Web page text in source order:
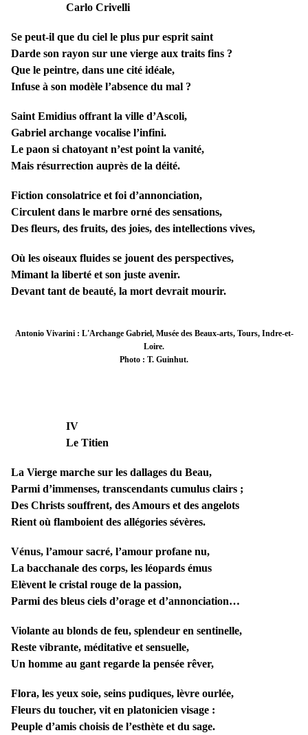
Carlo Crivelli
Se peut-il que du ciel le plus pur esprit saint
Darde son rayon sur une vierge aux traits fins ?
Que le peintre, dans une cité idéale,
Infuse à son modèle l’absence du mal ?
Saint Emidius offrant la ville d’Ascoli,
Gabriel archange vocalise l’infini.
Le paon si chatoyant n’est point la vanité,
Mais résurrection auprès de la déité.
Fiction consolatrice et foi d’annonciation,
Circulent dans le marbre orné des sensations,
Des fleurs, des fruits, des joies, des intellections vives,
Où les oiseaux fluides se jouent des perspectives,
Mimant la liberté et son juste avenir.
Devant tant de beauté, la mort devrait mourir.
Antonio Vivarini : L'Archange Gabriel, Musée des Beaux-arts, Tours, Indre-et-
Loire.
Photo : T. Guinhut.
IV
Le Titien
La Vierge marche sur les dallages du Beau,
Parmi d’immenses, transcendants cumulus clairs ;
Des Christs souffrent, des Amours et des angelots
Rient où flamboient des allégories sévères.
Vénus, l’amour sacré, l’amour profane nu,
La bacchanale des corps, les léopards émus
Elèvent le cristal rouge de la passion,
Parmi des bleus ciels d’orage et d’annonciation…
Violante au blonds de feu, splendeur en sentinelle,
Reste vibrante, méditative et sensuelle,
Un homme au gant regarde la pensée rêver,
Flora, les yeux soie, seins pudiques, lèvre ourlée,
Fleurs du toucher, vit en platonicien visage :
Peuple d’amis choisis de l’esthète et du sage.